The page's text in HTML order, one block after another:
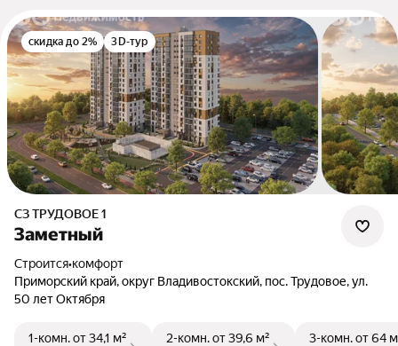
скидка до 2% 3D-тур
СЗ ТРУДОВОЕ 1
Заметный
Строится•комфорт
Приморский край, округ Владивостокский, пос. Трудовое, ул.
50 лет Октября
1-комн.от 34,1 м²
2-комн.от 39,6 м²
3-комн.от 64